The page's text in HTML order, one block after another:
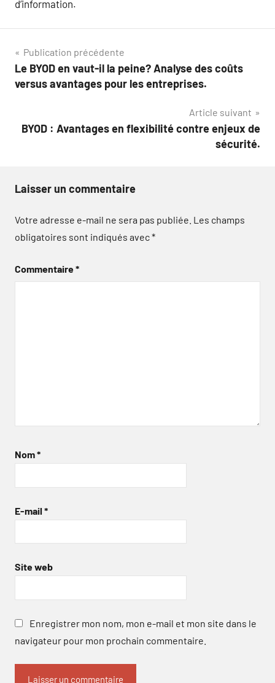
d’information.
Navigation
de
Publication précédente
Le BYOD en vaut-il la peine? Analyse des coûts
versus avantages pour les entreprises.
Article suivant
BYOD : Avantages en flexibilité contre enjeux de
sécurité.
Laisser un commentaire
Votre adresse e-mail ne sera pas publiée. Les champs
obligatoires sont indiqués avec*
Commentaire*
Nom*
E-mail *
Site web
Enregistrer mon nom, mon e-mail et mon site dans le
navigateur pour mon prochain commentaire.